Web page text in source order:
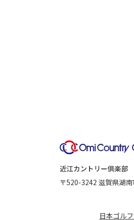
近江カントリー倶楽部
〒520-3242 滋賀県湖
日本ゴル